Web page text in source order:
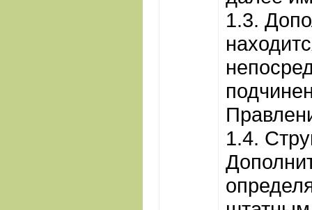
1.3.
1.4.